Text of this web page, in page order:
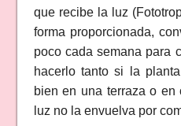
que recibe la luz
forma proporcionada,
poco cada semana para
hacerlo tanto si la
bien en una terraza o
luz no la envuelva por